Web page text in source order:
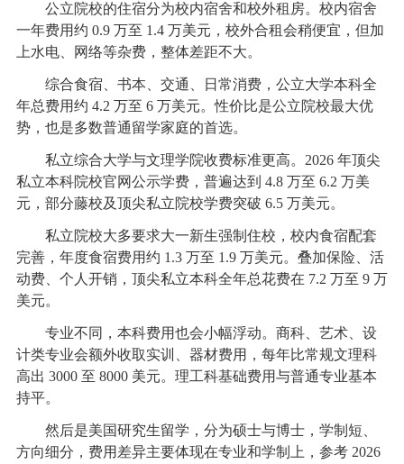
公立院校的住宿分为校内宿舍和校外租房。校内宿舍
一年费用约 0.9 万至 1.4 万美元，校外合租会稍便宜，但加
上水电、网络等杂费，整体差距不大。
综合食宿、书本、交通、日常消费，公立大学本科全
年总费用约 4.2 万至 6 万美元。性价比是公立院校最大优
势，也是多数普通留学家庭的首选。
私立综合大学与文理学院收费标准更高。2026 年顶尖
私立本科院校官网公示学费，普遍达到 4.8 万至 6.2 万美
元，部分藤校及顶尖私立院校学费突破 6.5 万美元。
私立院校大多要求大一新生强制住校，校内食宿配套
完善，年度食宿费用约 1.3 万至 1.9 万美元。叠加保险、活
动费、个人开销，顶尖私立本科全年总花费在 7.2 万至 9 万
美元。
专业不同，本科费用也会小幅浮动。商科、艺术、设
计类专业会额外收取实训、器材费用，每年比常规文理科
高出 3000 至 8000 美元。理工科基础费用与普通专业基本
持平。
然后是美国研究生留学，分为硕士与博士，学制短、
方向细分，费用差异主要体现在专业和学制上，参考 2026